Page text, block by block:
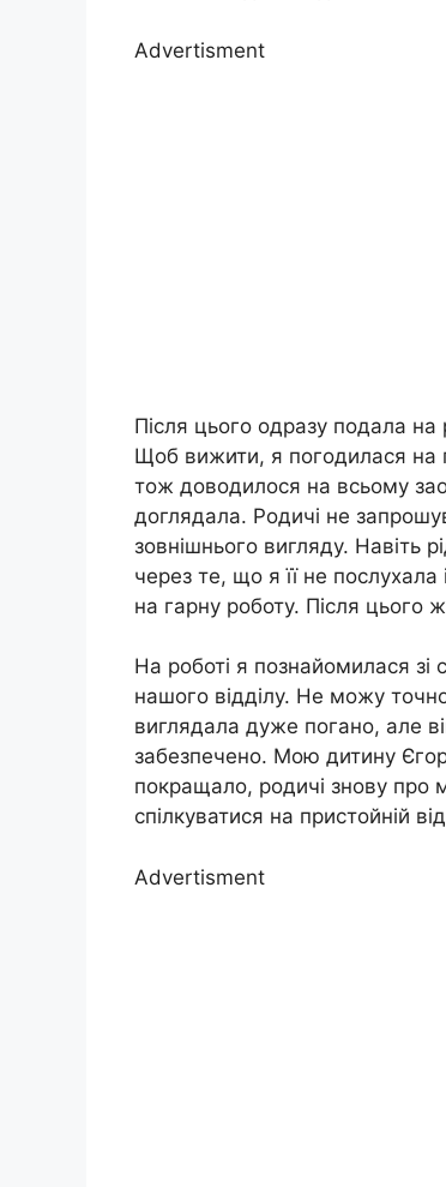
Advertisment
Після цього одразу подала
Щоб вижити, я погодилася на
тож доводилося на всьому
доглядала. Родичі не
зовнішнього вигляду. Навіть
через те, що я її не
на гарну роботу. Після цього
На роботі я познайомилася
нашого відділу. Не можу
виглядала дуже погано, але
забезпечено. Мою дитину
покращало, родичі знову про
спілкуватися на пристойній
Advertisment